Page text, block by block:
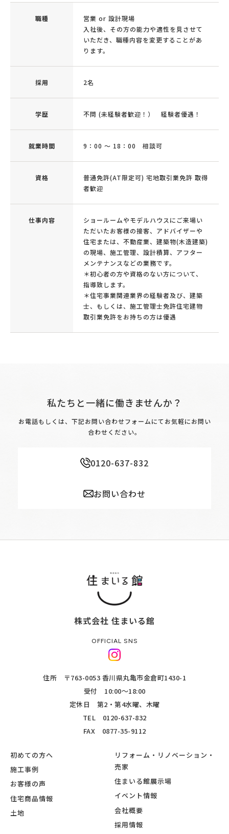
職種
営業 or 設計現場
入社後、その方の能力や適性を見させて
いただき、職種内容を変更することがあ
ります。
採用 2名
学歴 不問 (未経験者歓迎！） 経験者優遇！
就業時間 9：00 ～ 18：00 相談可
資格
普通免許(AT限定可) 宅地取引業免許 取得
者歓迎
仕事内容
ショールームやモデルハウスにご来場い
ただいたお客様の接客、アドバイザーや
住宅または、不動産業、建築物(木造建築)
の現場、施工管理、設計積算、アフター
メンテナンスなどの業務です。
＊初心者の方や資格のない方について、
指導致します。
＊住宅事業関連業界の経験者及び、建築
士、もしくは、施工管理士免許住宅建物
取引業免許をお持ちの方は優遇
私たちと一緒に働きませんか？
お電話もしくは、下記お問い合わせフォームにてお気軽にお問い
合わせください。
0120-637-832
お問い合わせ
株式会社 住まいる館
OFFICIAL SNS
住所 〒763-0053 香川県丸亀市金倉町1430-1
受付 10:00～18:00
定休日 第2・第4水曜、木曜
TEL 0120-637-832
FAX 0877-35-9112
初めての方へ
施工事例
お客様の声
住宅商品情報
土地
リフォーム・リノベーション・
売家
住まいる館展示場
イベント情報
会社概要
採用情報